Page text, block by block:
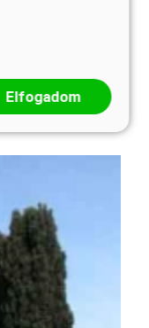
alacsonyan
egymásra
majdnem
edzett,
Zóna:5a
Elfogadom